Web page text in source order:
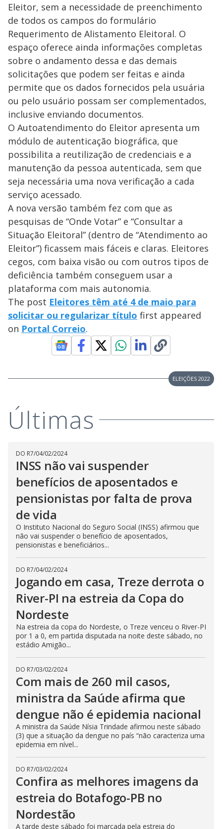
Eleitor, sem a necessidade de preenchimento
de todos os campos do formulário
Requerimento de Alistamento Eleitoral. O
espaço oferece ainda informações completas
sobre o andamento dessa e das demais
solicitações que podem ser feitas e ainda
permite que os dados fornecidos pela usuária
ou pelo usuário possam ser complementados,
inclusive enviando documentos.
O Autoatendimento do Eleitor apresenta um
módulo de autenticação biográfica, que
possibilita a reutilização de credenciais e a
manutenção da pessoa autenticada, sem que
seja necessária uma nova verificação a cada
serviço acessado.
A nova versão também fez com que as
pesquisas de “Onde Votar” e “Consultar a
Situação Eleitoral” (dentro de “Atendimento ao
Eleitor”) ficassem mais fáceis e claras. Eleitores
cegos, com baixa visão ou com outros tipos de
deficiência também conseguem usar a
plataforma com mais autonomia.
The post Eleitores têm até 4 de maio para
solicitar ou regularizar título first appeared
on Portal Correio.
ELEIÇÕES 2022
Últimas
DO R7/04/02/2024
INSS não vai suspender
benefícios de aposentados e
pensionistas por falta de prova
de vida
O Instituto Nacional do Seguro Social (INSS) afirmou que
não vai suspender o benefício de aposentados,
pensionistas e beneficiários...
DO R7/04/02/2024
Jogando em casa, Treze derrota o
River-PI na estreia da Copa do
Nordeste
Na estreia da copa do Nordeste, o Treze venceu o River-PI
por 1 a 0, em partida disputada na noite deste sábado, no
estádio Amigão...
DO R7/03/02/2024
Com mais de 260 mil casos,
ministra da Saúde afirma que
dengue não é epidemia nacional
A ministra da Saúde Nísia Trindade afirmou neste sábado
(3) que a situação da dengue no país “não caracteriza uma
epidemia em nível...
DO R7/03/02/2024
Confira as melhores imagens da
estreia do Botafogo-PB no
Nordestão
A tarde deste sábado foi marcada pela estreia do